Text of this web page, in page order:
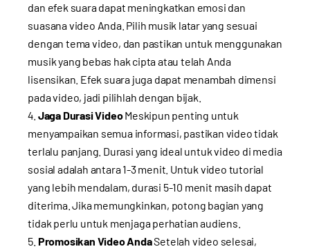
dan efek suara dapat meningkatkan emosi dan
suasana video Anda. Pilih musik latar yang sesuai
dengan tema video, dan pastikan untuk menggunakan
musik yang bebas hak cipta atau telah Anda
lisensikan. Efek suara juga dapat menambah dimensi
pada video, jadi pilihlah dengan bijak.
Jaga Durasi VideoMeskipun penting untuk
menyampaikan semua informasi, pastikan video tidak
terlalu panjang. Durasi yang ideal untuk video di media
sosial adalah antara 1-3 menit. Untuk video tutorial
yang lebih mendalam, durasi 5-10 menit masih dapat
diterima. Jika memungkinkan, potong bagian yang
tidak perlu untuk menjaga perhatian audiens.
Promosikan Video AndaSetelah video selesai,